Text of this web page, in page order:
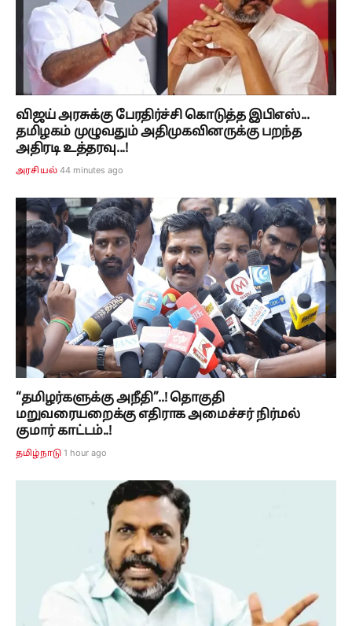
விஜய் அரசுக்கு பேரதிர்ச்சி கொடுத்த இபிஎஸ்...
தமிழகம் முழுவதும் அதிமுகவினருக்கு பறந்த
அதிரடி உத்தரவு...!
அரசியல் 44 minutes ago
“தமிழர்களுக்கு அநீதி”..! தொகுதி
மறுவரையறைக்கு எதிராக அமைச்சர் நிர்மல்
குமார் காட்டம்..!
தமிழ்நாடு 1 hour ago